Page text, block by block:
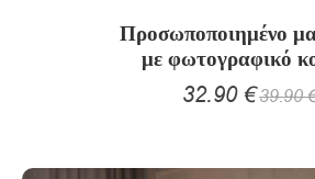
Προσωποποιημένο
με φωτογραφικό
32.90 €39.90